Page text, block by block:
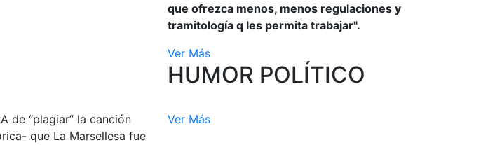
de “plagiar” la canción
que La Marsellesa fue
que ofrezca menos, menos regulaciones y
tramitología q les permita trabajar".
Ver Más
HUMOR POLÍTICO
Ver Más